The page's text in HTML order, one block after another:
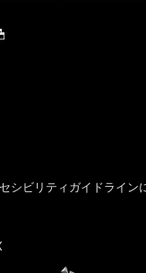
シビリティガイドライン